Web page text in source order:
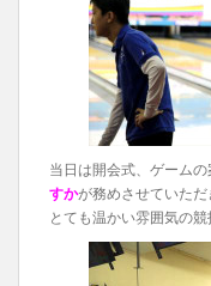
当日は開会式、ゲーム
すかが務めさせていただ
とても温かい雰囲気の競